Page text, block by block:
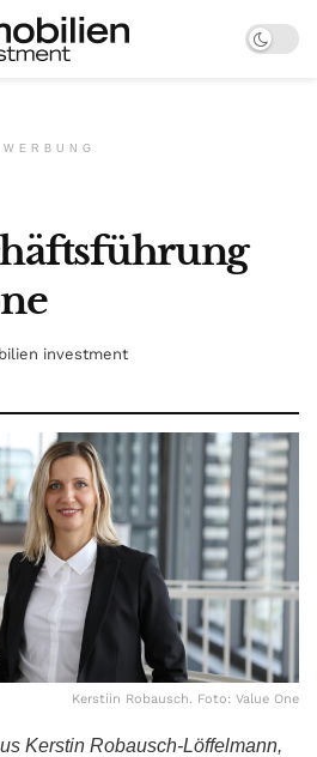
WERBUNG
investment
Kerstiin Robausch. Foto: Value One
Kerstin Robausch-Löffelmann,